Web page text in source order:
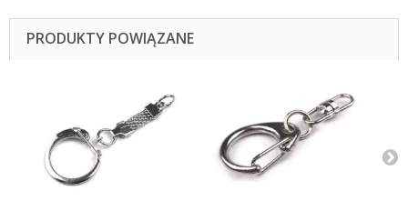
PRODUKTY POWIĄZANE